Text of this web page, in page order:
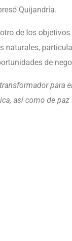
Quijandría.
de los
naturales,
de
para
así como de paz